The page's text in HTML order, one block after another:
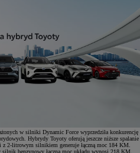
w silniki Dynamic Force wyprzedziła konkurencję
Hybrydy Toyoty oferują jeszcze niższe spalanie
2-litrowym silnikiem generuje łączną moc 184 KM.